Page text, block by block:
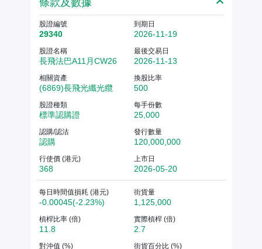
股證編號
29340
到期日
2026-11-19
股證名稱
長飛法巴A11月CW26
最後交易日
2026-11-13
相關資產
(6869)長飛光纖光纜
換股比率
500
股證種類
標準認購證
每手份數
25,000
認購/認沽
認購
發行數量
120,000,000
行使價 (港元)
368
上市日
2026-05-20
每日時間值損耗 (港元)
-0.00045(-2.23%)
街貨量
1,125,000
槓桿比率 (倍)
11.8
實際槓桿 (倍)
2.7
對沖值 (%) 街貨百分比 (%)